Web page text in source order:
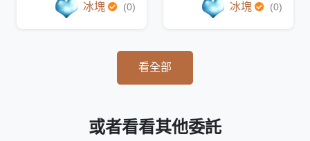
冰塊 (0) 冰塊 (0)
看全部
或者看看其他委託